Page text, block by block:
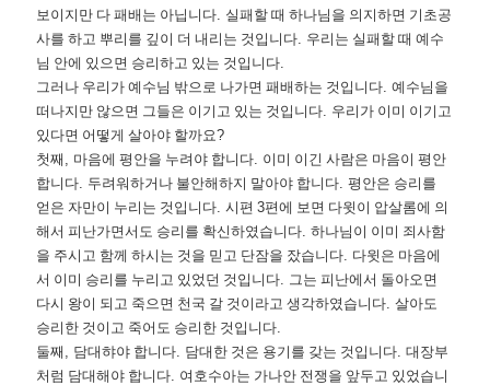
보이지만 다 패배는 아닙니다. 실패할 때 하나님을 의지하면 기초공
사를 하고 뿌리를 깊이 더 내리는 것입니다. 우리는 실패할 때 예수
님 안에 있으면 승리하고 있는 것입니다.
그러나 우리가 예수님 밖으로 나가면 패배하는 것입니다.예수님을
떠나지만 않으면 그들은 이기고 있는 것입니다. 우리가 이미 이기고
있다면 어떻게 살아야 할까요?
첫째 , 마음에 평안을 누려야 합니다. 이미 이긴 사람은 마음이 평안
합니다. 두려워하거나 불안해하지 말아야 합니다.평안은 승리를
얻은 자만이 누리는 것입니다.시편3편에 보면 다윗이 압살롬에 의
해서 피난가면서도 승리를 확신하였습니다.하나님이 이미 죄사함
을 주시고 함께 하시는 것을 믿고 단잠을 잤습니다. 다윗은 마음에
서 이미 승리를 누리고 있었던 것입니다. 그는 피난에서 돌아오면
다시 왕이 되고 죽으면 천국 갈 것이라고 생각하였습니다.살아도
승리한 것이고 죽어도 승리한 것입니다.
둘째 , 담대햐야 합니다. 담대한 것은 용기를 갖는 것입니다.대장부
처럼 담대해야 합니다. 여호수아는 가나안 전쟁을 앞두고 있었습니